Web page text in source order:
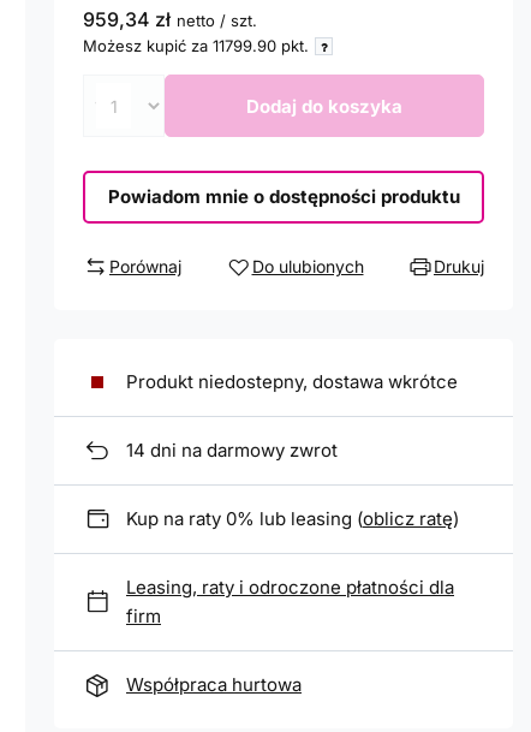
959,34 zł netto / szt.
Możesz kupić za 11799.90 pkt.
Dodaj do koszyka
Powiadom mnie o dostępności produktu
Porównaj Do ulubionych Drukuj
Produkt niedostepny, dostawa wkrótce
14 dni na darmowy zwrot
Kup na raty 0% lub leasing (oblicz ratę)
Leasing, raty i odroczone płatności dla
firm
Współpraca hurtowa